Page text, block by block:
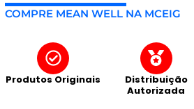
COMPRE MEAN WELL NA MCEIG
Produtos Originais
Distribuição
Autorizada